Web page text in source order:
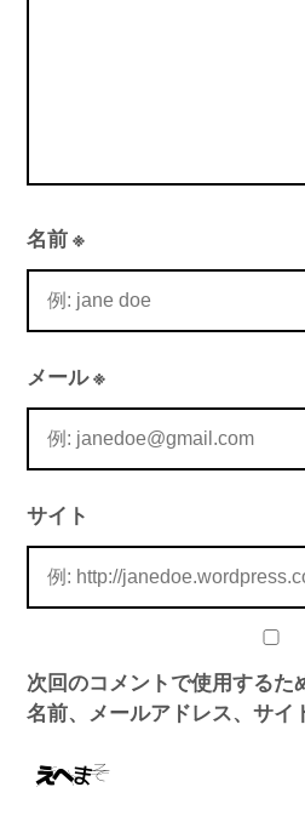
名前※
メール※
サイト
次回のコメントで使用するた
名前、メールアドレス、サイ